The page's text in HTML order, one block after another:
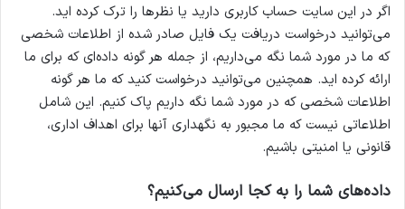
اگر در این سایت حساب کاربری دارید یا نظرها را ترک کرده اید.
می‌توانید درخواست دریافت یک فایل صادر شده از اطلاعات شخصی
که ما در مورد شما نگه می‌داریم، از جمله هر گونه داده‌ای که برای ما
ارائه کرده اید. همچنین می‌توانید درخواست کنید که ما هر گونه
اطلاعات شخصی که در مورد شما نگه داریم پاک کنیم. این شامل
اطلاعاتی نیست که ما مجبور به نگهداری آنها برای اهداف اداری،
قانونی یا امنیتی باشیم.
داده‌های شما را به کجا ارسال می‌کنیم؟